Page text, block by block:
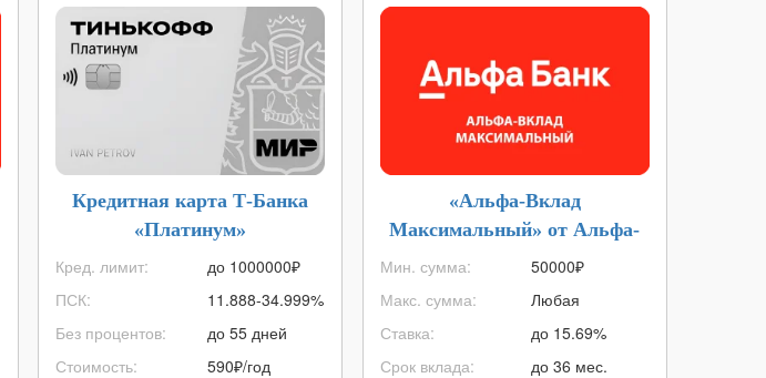
Кредитная карта Т-Банка
«Платинум»
Кред. лимит:
ПСК:
Без процентов:
Стоимость:
до 1000000₽
11.888-34.999%
до 55 дней
590₽/год
«Альфа-Вклад
Максимальный» от Альфа-
Банка
Мин. сумма:
Макс. сумма:
Ставка:
Срок вклада:
50000₽
Любая
до 15.69%
до 36 мес.